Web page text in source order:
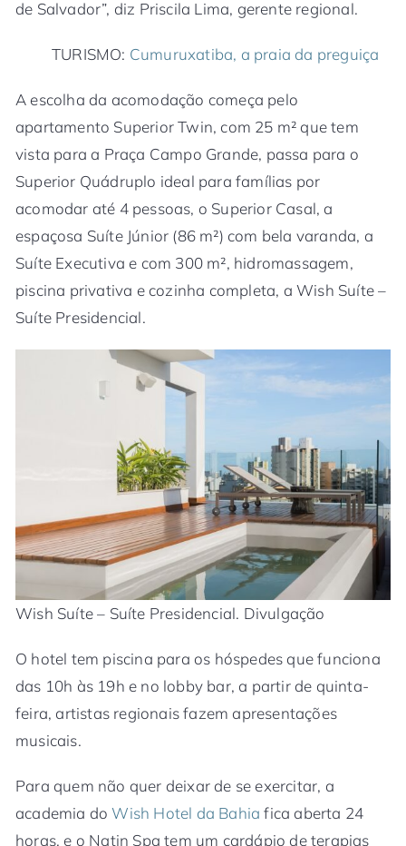
de Salvador”, diz Priscila Lima, gerente regional.
TURISMO: Cumuruxatiba, a praia da preguiça
A escolha da acomodação começa pelo
apartamento Superior Twin, com 25 m² que tem
vista para a Praça Campo Grande, passa para o
Superior Quádruplo ideal para famílias por
acomodar até 4 pessoas, o Superior Casal, a
espaçosa Suíte Júnior (86 m²) com bela varanda, a
Suíte Executiva e com 300 m², hidromassagem,
piscina privativa e cozinha completa, a Wish Suíte –
Suíte Presidencial.
Wish Suíte – Suíte Presidencial. Divulgação
O hotel tem piscina para os hóspedes que funciona
das 10h às 19h e no lobby bar, a partir de quinta-
feira, artistas regionais fazem apresentações
musicais.
Para quem não quer deixar de se exercitar, a
academia doWish Hotel da Bahia fica aberta 24
horas, e o Natin Spa tem um cardápio de terapias